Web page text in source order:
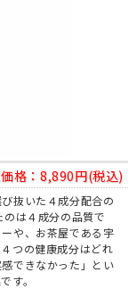
格： 8,890円(税込)
抜いた４成分配合の
は４成分の品質で
や、お茶屋である宇
つの健康成分はどれ
できなかった」とい
す。